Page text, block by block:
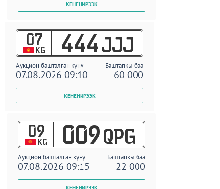
07
KG 444 JJJ
Аукцион башталган күнү Баштапкы баа
07.08.2026 09:10 60 000
09
KG 009 QPG
Аукцион башталган күнү Баштапкы баа
07.08.2026 09:15 22 000